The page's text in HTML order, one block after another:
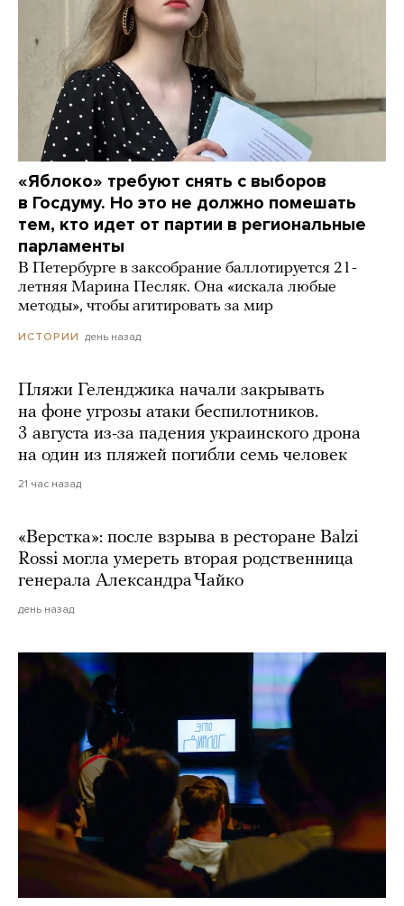
«Яблоко» требуют снять с выборов
в Госдуму. Но это не должно помешать
тем, кто идет от партии в региональные
парламенты
В Петербурге в заксобрание баллотируется 21-
летняя Марина Песляк. Она «искала любые
методы», чтобы агитировать за мир
ИСТОРИИ день назад
Пляжи Геленджика начали закрывать
на фоне угрозы атаки беспилотников.
3 августа из-за падения украинского дрона
на один из пляжей погибли семь человек
21 час назад
«Верстка»: после взрыва в ресторане Balzi
Rossi могла умереть вторая родственница
генерала Александра Чайко
день назад